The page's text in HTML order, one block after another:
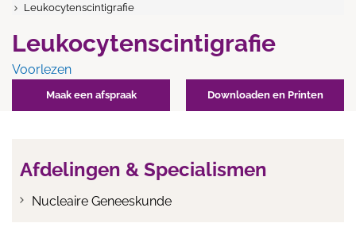
Leukocytenscintigrafie
Leukocytenscintigrafie
Voorlezen
Maak een afspraak Downloaden en Printen
Afdelingen & Specialismen
Nucleaire Geneeskunde